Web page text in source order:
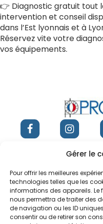
Gérer le
Pour offrir les meilleures
technologies telles que les
informations des appareils.
nous permettra de traiter des
de navigation ou les ID
consentir ou de retirer son
👉 Diagnostic gratuit tout
intervention et conseil
dans l’Est lyonnais et à
Réservez vite votre
vos équipements.
11 chemin
contact@prodilift.fr
06 72 38 28 57